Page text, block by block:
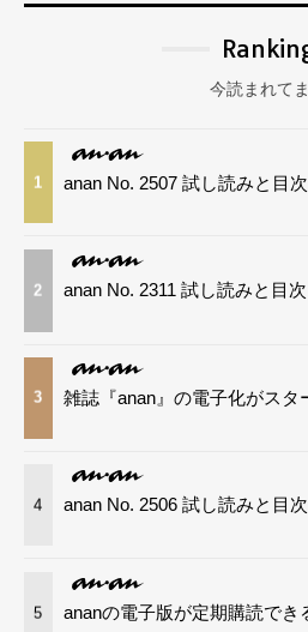
今読まれて
1 anan No. 2507 試し読みと目次
2 anan No. 2311 試し読みと目次
3 雑誌『anan』の電子化がスタ
4 anan No. 2506 試し読みと目次
5 ananの電子版が定期購読でき